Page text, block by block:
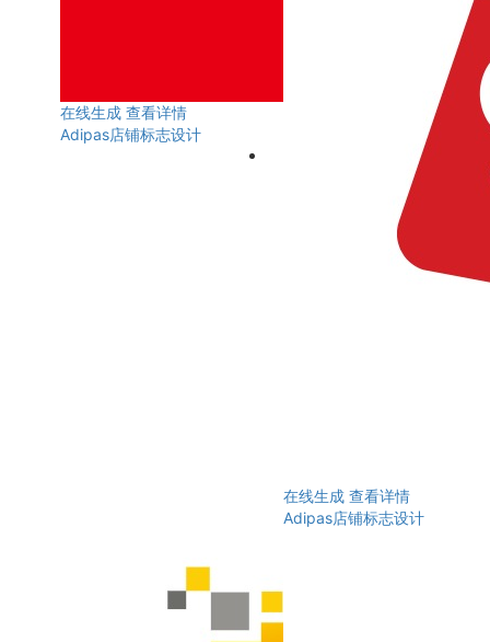
在线生成 查看详情
Adipas店铺标志设计
在线生成 查看详情
Adipas店铺标志设计